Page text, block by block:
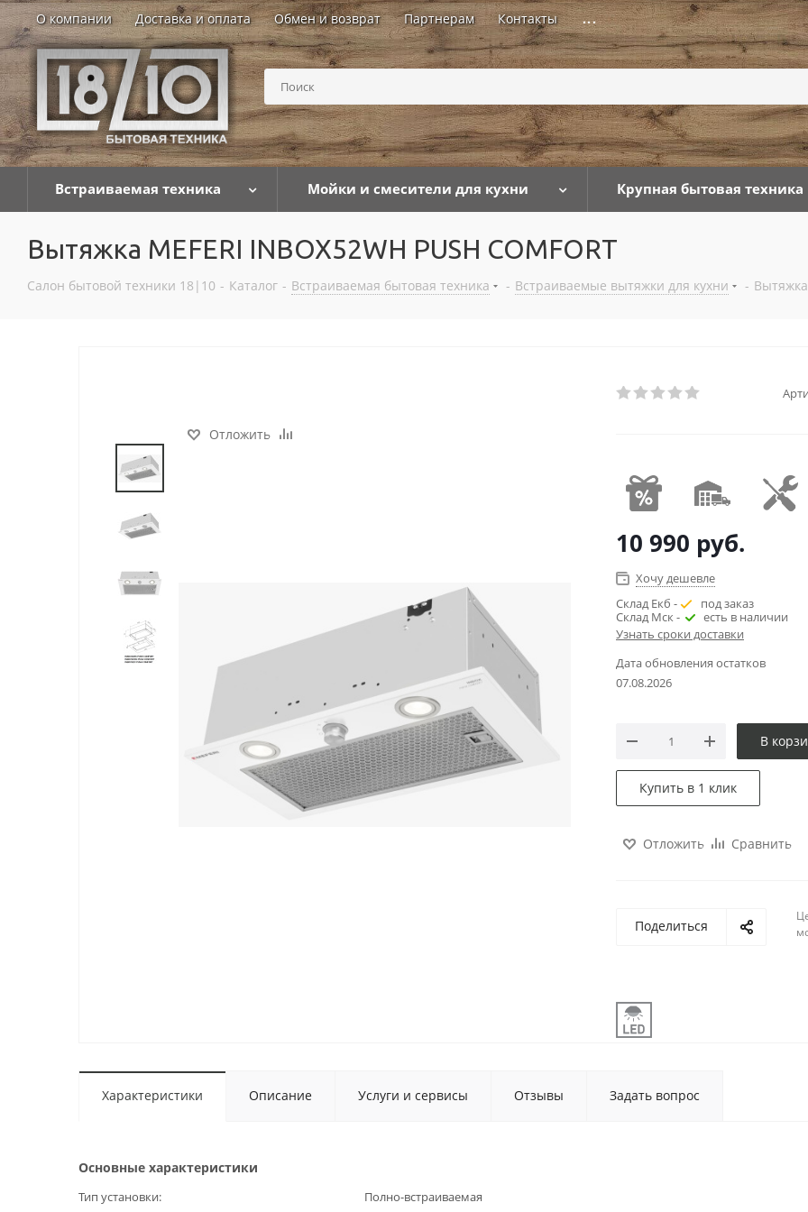
О компании Доставка и оплата Обмен и возврат Партнерам Контакты ...
Встраиваемая техника Мойки и смесители для кухни Крупная бытовая техника
Вытяжка MEFERI INBOX52WH PUSH COMFORT
Салон бытовой техники 18|10 - Каталог - Встраиваемая бытовая техника - Встраиваемые вытяжки для кухни - Вытяжка
Отложить
10 990 руб.
Хочу дешевле
Склад Екб -
под заказ
Склад Мск -
есть в наличии
Узнать сроки доставки
Дата обновления остатков
07.08.2026
В
Купить в 1 клик
Отложить Сравнить
Поделиться
Характеристики Описание Услуги и сервисы Отзывы Задать вопрос
Основные характеристики
Тип установки
Полно-встраиваемая